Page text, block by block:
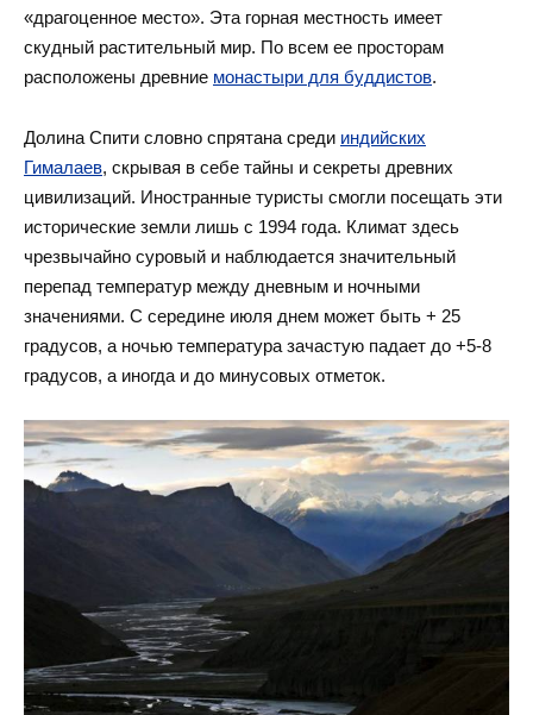
«драгоценное место». Эта горная местность имеет
скудный растительный мир. По всем ее просторам
расположены древние монастыри для буддистов.
Долина Спити словно спрятана среди индийских
Гималаев, скрывая в себе тайны и секреты древних
цивилизаций. Иностранные туристы смогли посещать эти
исторические земли лишь с 1994 года. Климат здесь
чрезвычайно суровый и наблюдается значительный
перепад температур между дневным и ночными
значениями. С середине июля днем может быть + 25
градусов, а ночью температура зачастую падает до +5-8
градусов, а иногда и до минусовых отметок.